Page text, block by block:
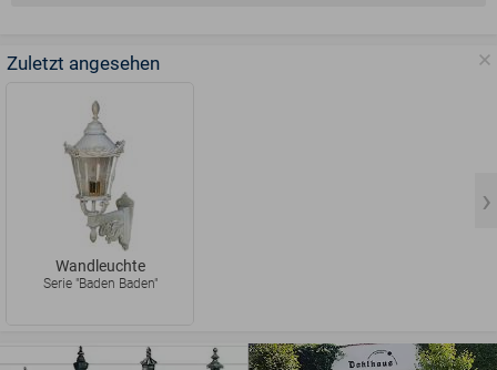
Zuletzt angesehen
Wandleuchte
Serie "Baden Baden"